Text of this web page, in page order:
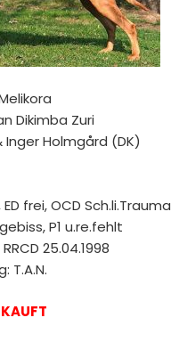
Dikimba Zuri
Inger Holmgård (DK)
ED frei, OCD Sch.li.Trauma
P1 u.re.fehlt
25.04.1998
T.A.N.